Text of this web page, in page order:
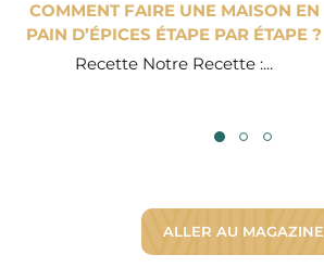
COMMENT FAIRE UNE MAISON EN
PAIN D’ÉPICES ÉTAPE PAR ÉTAPE ?
Recette Notre Recette :...
ALLER AU MAGAZINE